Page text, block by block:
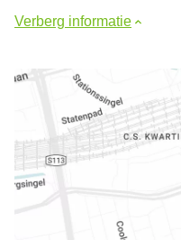
Verberg informatie